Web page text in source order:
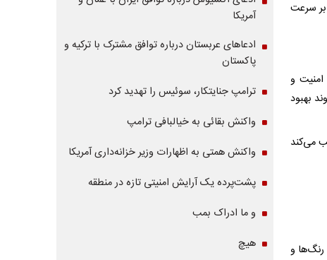
بر سرعت
و
بهبود
می‌کند
رنگ‌ها و
آمریکا
ادعاهای عربستان درباره توافق مشترک با ترکیه و
پاکستان
ترامپ جنایتکار، سوئیس را تهدید کرد
واکنش بقائی به خیالبافی ترامپ
واکنش همتی به اظهارات وزیر خزانه‌داری آمریکا
پشت‌پرده یک آرایش امنیتی تازه در منطقه
و ما ادراک بمب
هیچ